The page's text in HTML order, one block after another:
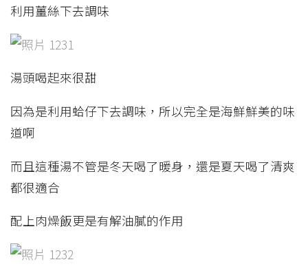
利用薑絲下去調味
湯頭喝起來很甜
因為是利用蛤仔下去調味，所以完全是海鮮鮮美的味
道啊
而且這種湯不管是冬天喝了暖身，還是夏天喝了清爽
都很適合
配上肉燥飯更是有解油膩的作用